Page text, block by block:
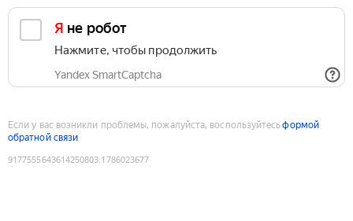
Я не робот
Нажмите, чтобы продолжить
Yandex SmartCaptcha
Если у вас возникли проблемы, пожалуйста, воспользуйтесьформой
обратной связи
9177555643614250803:1786023677